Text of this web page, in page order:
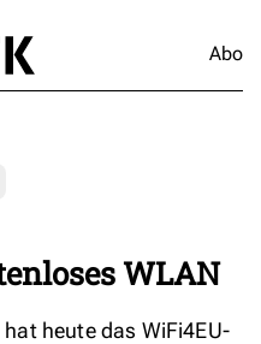
Abo
WLAN
heute das WiFi4EU-